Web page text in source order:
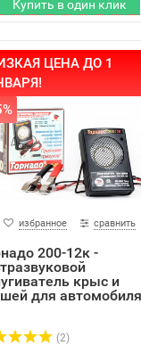
ЦЕНА ДО 1
избранное сравнить
200-12к -
крыс и
для автомобиля
(2)